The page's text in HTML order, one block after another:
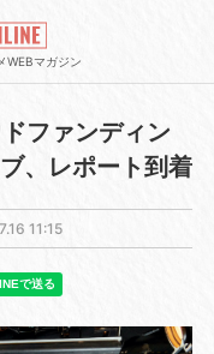
WEBマガジン
ファンディン
、レポート到着
11:15